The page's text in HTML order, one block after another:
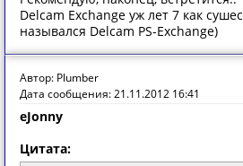
Delcam Exchange уж лет 7 как
назывался Delcam PS-Exchange)
Автор: Plumber
Дата сообщения: 21.11.2012 16:41
eJonny
Цитата: